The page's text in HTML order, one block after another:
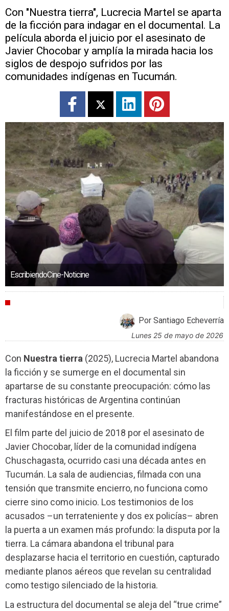
Con "Nuestra tierra", Lucrecia Martel se aparta
de la ficción para indagar en el documental. La
película aborda el juicio por el asesinato de
Javier Chocobar y amplía la mirada hacia los
siglos de despojo sufridos por las
comunidades indígenas en Tucumán.
EscribiendoCine-Noticine
Por Santiago Echeverría
lunes 25 de mayo de 2026
Con Nuestra tierra (2025), Lucrecia Martel abandona
la ficción y se sumerge en el documental sin
apartarse de su constante preocupación: cómo las
fracturas históricas de Argentina continúan
manifestándose en el presente.
El film parte del juicio de 2018 por el asesinato de
Javier Chocobar, líder de la comunidad indígena
Chuschagasta, ocurrido casi una década antes en
Tucumán. La sala de audiencias, filmada con una
tensión que transmite encierro, no funciona como
cierre sino como inicio. Los testimonios de los
acusados –un terrateniente y dos ex policías– abren
la puerta a un examen más profundo: la disputa por la
tierra. La cámara abandona el tribunal para
desplazarse hacia el territorio en cuestión, capturado
mediante planos aéreos que revelan su centralidad
como testigo silenciado de la historia.
La estructura del documental se aleja del “true crime”